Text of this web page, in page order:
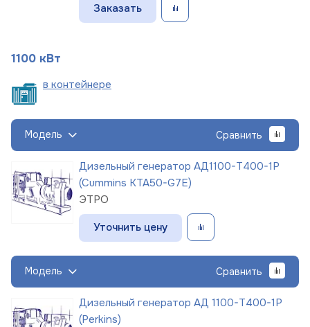
Заказать
1100 кВт
в контейнере
Модель Сравнить
Дизельный генератор АД1100-Т400-1Р
(Cummins KTA50-G7E)
ЭТРО
Уточнить цену
Модель Сравнить
Дизельный генератор АД 1100-Т400-1Р
(Perkins)